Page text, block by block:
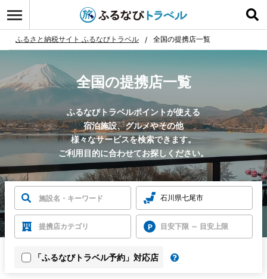
ふるさと納税サイト ふるなびトラベル 全国の提携店一覧
全国の提携店一覧
ふるなびトラベルポイントが使える
宿泊施設、グルメやその他
様々なサービスを検索できます。
ご利用目的に合わせてお探しください。
石川県七尾市
提携店カテゴリ 目安下限 ～ 目安上限
「ふるなびトラベル予約」対応店